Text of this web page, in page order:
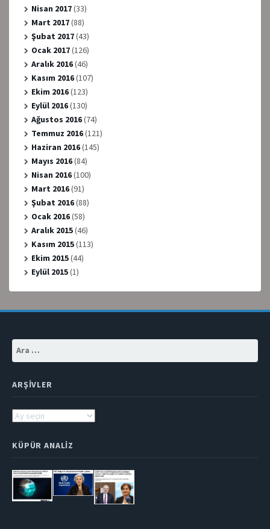
Nisan 2017(33)
Mart 2017(88)
Şubat 2017(43)
Ocak 2017(126)
Aralık 2016(46)
Kasım 2016(107)
Ekim 2016(123)
Eylül 2016(130)
Ağustos 2016(74)
Temmuz 2016(121)
Haziran 2016(145)
Mayıs 2016(84)
Nisan 2016(100)
Mart 2016(91)
Şubat 2016(88)
Ocak 2016(58)
Aralık 2015(46)
Kasım 2015(113)
Ekim 2015(44)
Eylül 2015(1)
Arama:
ARŞIVLER
Arşivler
KÜPÜR ANALIZ